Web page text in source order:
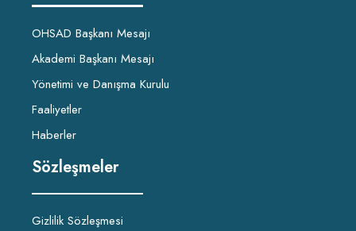
OHSAD Başkanı Mesajı
Akademi Başkanı Mesajı
Yönetimi ve Danışma Kurulu
Faaliyetler
Haberler
Sözleşmeler
Gizlilik Sözleşmesi